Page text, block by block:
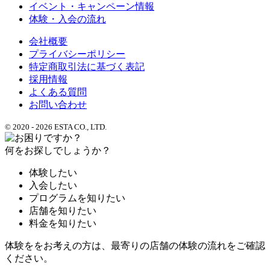
イベント・キャンペーン情報
体験・入会の流れ
会社概要
プライバシーポリシー
特定商取引法に基づく表記
採用情報
よくある質問
お問い合わせ
© 2020 - 2026 ESTA CO., LTD.
何をお探しでしょうか？
体験したい
入会したい
プログラムを知りたい
店舗を知りたい
料金を知りたい
体験ををお考えの方は、最寄りの店舗の体験の流れをご確認
ください。